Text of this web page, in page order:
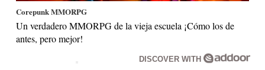
Corepunk MMORPG
Un verdadero MMORPG de la vieja escuela ¡Cómo los de
antes, pero mejor!
DISCOVER WITH